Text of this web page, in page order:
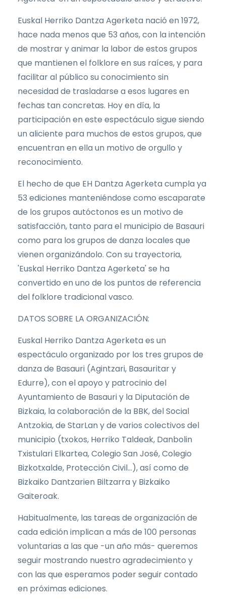
Euskal Herriko Dantza Agerketa nació en 1972,
hace nada menos que 53 años, con la intención
de mostrar y animar la labor de estos grupos
que mantienen el folklore en sus raíces, y para
facilitar al público su conocimiento sin
necesidad de trasladarse a esos lugares en
fechas tan concretas. Hoy en día, la
participación en este espectáculo sigue siendo
un aliciente para muchos de estos grupos, que
encuentran en ella un motivo de orgullo y
reconocimiento.
El hecho de que EH Dantza Agerketa cumpla ya
53 ediciones manteniéndose como escaparate
de los grupos autóctonos es un motivo de
satisfacción, tanto para el municipio de Basauri
como para los grupos de danza locales que
vienen organizándolo. Con su trayectoria,
'Euskal Herriko Dantza Agerketa' se ha
convertido en uno de los puntos de referencia
del folklore tradicional vasco.
DATOS SOBRE LA ORGANIZACIÓN:
Euskal Herriko Dantza Agerketa es un
espectáculo organizado por los tres grupos de
danza de Basauri (Agintzari, Basauritar y
Edurre), con el apoyo y patrocinio del
Ayuntamiento de Basauri y la Diputación de
Bizkaia, la colaboración de la BBK, del Social
Antzokia, de StarLan y de varios colectivos del
municipio (txokos, Herriko Taldeak, Danbolin
Txistulari Elkartea, Colegio San José, Colegio
Bizkotxalde, Protección Civil...), así como de
Bizkaiko Dantzarien Biltzarra y Bizkaiko
Gaiteroak.
Habitualmente, las tareas de organización de
cada edición implican a más de 100 personas
voluntarias a las que -un año más- queremos
seguir mostrando nuestro agradecimiento y
con las que esperamos poder seguir contado
en próximas ediciones.